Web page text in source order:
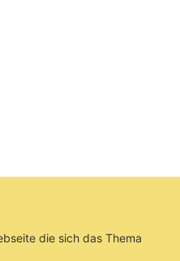
die sich das Thema